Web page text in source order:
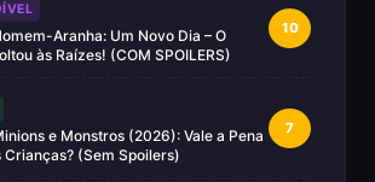
Aranha: Um Novo Dia – O
às Raízes! (COM SPOILERS)
10
e Monstros (2026): Vale a Pena
Crianças? (Sem Spoilers)
7